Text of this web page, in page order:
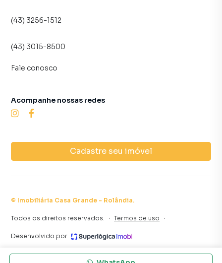
(43) 3256-1512
(43) 3015-8500
Fale conosco
Cadastre seu imóvel
Acompanhe nossas redes
© Imobiliária Casa Grande - Rolândia.
Todos os direitos reservados. · Termos de uso ·
Desenvolvido por